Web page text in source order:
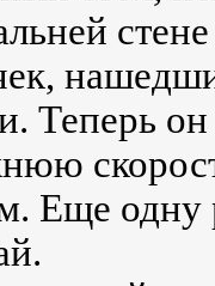
Теперь
Еще одну